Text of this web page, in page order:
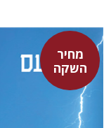
מחיר
השקה
סנקה
דבורה גילולה
דבורה גילולה